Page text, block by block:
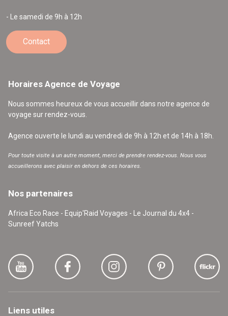
- Le samedi de 9h à 12h
Contact
Horaires Agence de Voyage
Nous sommes heureux de vous accueillir dans notre agence de
voyage sur rendez-vous.
Agence ouverte le lundi au vendredi de 9h à 12h et de 14h à 18h.
Pour toute visite à un autre moment, merci de prendre rendez-vous. Nous vous
accueillerons avec plaisir en dehors de ces horaires.
Nos partenaires
Africa Eco Race - Equip'Raid Voyages - Le Journal du 4x4 -
Sunreef Yatchs
Liens utiles